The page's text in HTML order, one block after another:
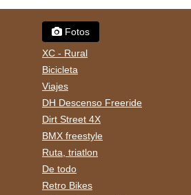
Fotos
XC - Rural
Bicicleta
Viajes
DH Descenso Freeride
Dirt Street 4X
BMX freestyle
Ruta, triatlon
De todo
Retro Bikes